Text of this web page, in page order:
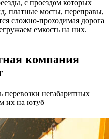
с проездом которых
платные мосты, переправы,
сложно-проходимая дорога
емкость на них.
компания
негабаритных
их на ютуб